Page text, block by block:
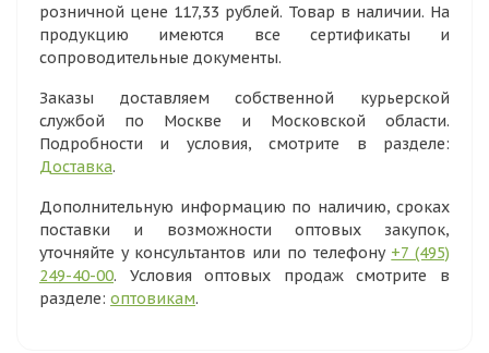
розничной цене 117,33 рублей. Товар в наличии. На
продукцию имеются все сертификаты и
сопроводительные документы.
Заказы доставляем собственной курьерской
службой по Москве и Московской области.
Подробности и условия, смотрите в разделе:
Доставка.
Дополнительную информацию по наличию, сроках
поставки и возможности оптовых закупок,
уточняйте у консультантов или по телефону +7 (495)
249-40-00. Условия оптовых продаж смотрите в
разделе: оптовикам.